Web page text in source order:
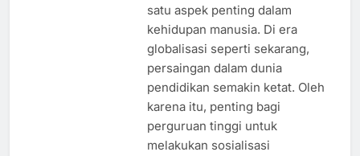
satu aspek penting dalam
kehidupan manusia. Di era
globalisasi seperti sekarang,
persaingan dalam dunia
pendidikan semakin ketat. Oleh
karena itu, penting bagi
perguruan tinggi untuk
melakukan sosialisasi